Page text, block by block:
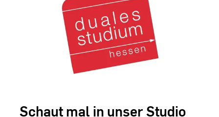
Schaut mal in unser Studio